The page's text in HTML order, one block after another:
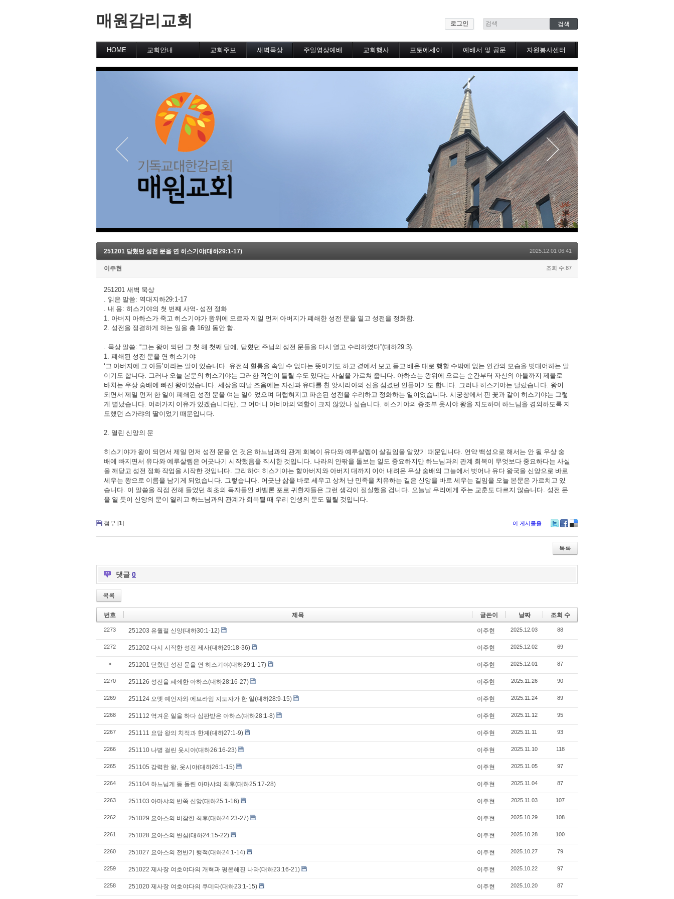
매원감리교회 로그인
HOME 교회안내
교회의 슬로건
교역자 장로소개
바른 신앙 안내
교회주보 새벽묵상 주일영상예배 교회행사 포토에세이 예배서 및 공문 자원봉사센터
공유냉장고
251201 닫혔던 성전 문을 연 히스기야(대하29:1-17) 2025.12.01 06:41
이주현 조회 수:87
251201 새벽 묵상
. 읽은 말씀: 역대지하29:1-17
. 내 용: 히스기야의 첫 번째 사역- 성전 정화
1. 아버지 아하스가 죽고 히스기야가 왕위에 오르자 제일 먼저 아버지가 폐쇄한 성전 문을 열고 성전을 정화함.
2. 성전을 정결하게 하는 일을 총 16일 동안 함.
. 묵상 말씀: “그는 왕이 되던 그 첫 해 첫째 달에 , 닫혔던 주님의 성전 문들을 다시 열고 수리하였다”(대하29:3).
1. 폐쇄된 성전 문을 연 히스기야
‘그 아버지에 그 아들’이라는 말이 있습니다. 유전적 혈통을 속일 수 없다는 뜻이기도 하고 곁에서 보고 듣고 배운 대로 행할 수밖에 없는 인간의 모습을 빗대어하는 말
이기도 합니다. 그러나 오늘 본문의 히스기야는 그러한 격언이 틀릴 수도 있다는 사실을 가르쳐 줍니다. 아하스는 왕위에 오르는 순간부터 자신의 아들까지 제물로
바치는 우상 숭배에 빠진 왕이었습니다. 세상을 떠날 즈음에는 자신과 유다를 친 앗시리아의 신을 섬겼던 인물이기도 합니다. 그러나 히스기야는 달랐습니다. 왕이
되면서 제일 먼저 한 일이 폐쇄된 성전 문을 여는 일이었으며 더럽혀지고 파손된 성전을 수리하고 정화하는 일이었습니다. 시궁창에서 핀 꽃과 같이 히스기야는 그렇
게 별났습니다. 여러가지 이유가 있겠습니다만, 그 어머니 아비야의 역할이 크지 않았나 싶습니다. 히스기야의 증조부 웃시야 왕을 지도하며 하느님을 경외하도록 지
도했던 스가랴의 딸이었기 때문입니다.
2. 열린 신앙의 문
히스기야가 왕이 되면서 제일 먼저 성전 문을 연 것은 하느님과의 관계 회복이 유다와 예루살렘이 살길임을 알았기 때문입니다. 언약 백성으로 해서는 안 될 우상 숭
배에 빠지면서 유다와 예루살렘은 어긋나기 시작했음을 직시한 것입니다. 나라의 안팎을 돌보는 일도 중요하지만 하느님과의 관계 회복이 무엇보다 중요하다는 사실
을 깨닫고 성전 정화 작업을 시작한 것입니다. 그리하여 히스기야는 할아버지와 아버지 대까지 이어 내려온 우상 숭배의 그늘에서 벗어나 유다 왕국을 신앙으로 바로
세우는 왕으로 이름을 남기게 되었습니다. 그렇습니다. 어긋난 삶을 바로 세우고 상처 난 민족을 치유하는 길은 신앙을 바로 세우는 길임을 오늘 본문은 가르치고 있
습니다. 이 말씀을 직접 전해 들었던 최초의 독자들인 바벨론 포로 귀환자들은 그런 생각이 절실했을 겁니다. 오늘날 우리에게 주는 교훈도 다르지 않습니다. 성전 문
을 열 듯이 신앙의 문이 열리고 하느님과의 관계가 회복될 때 우리 인생의 문도 열릴 것입니다.
첨부 [1] 이 게시물을
bo
ok
ou
s
목록
댓글 0
목록
번호 제목 글쓴이 날짜 조회 수
2273 251203 유월절 신앙(대하30:1-12) 이주현 2025.12.03 88
2272 251202 다시 시작한 성전 제사(대하29:18-36) 이주현 2025.12.02 69
» 251201 닫혔던 성전 문을 연 히스기야(대하29:1-17) 이주현 2025.12.01 87
2270 251126 성전을 폐쇄한 아하스(대하28:16-27) 이주현 2025.11.26 90
2269 251124 오뎃 예언자와 에브라임 지도자가 한 일(대하28:9-15) 이주현 2025.11.24 89
2268 251112 역겨운 일을 하다 심판받은 아하스(대하28:1-8) 이주현 2025.11.12 95
2267 251111 요담 왕의 치적과 한계(대하27:1-9) 이주현 2025.11.11 93
2266 251110 나병 걸린 웃시야(대하26:16-23) 이주현 2025.11.10 118
2265 251105 강력한 왕, 웃시야(대하26:1-15) 이주현 2025.11.05 97
2264 251104 하느님게 등 돌린 아마샤의 최후(대하25:17-28) 이주현 2025.11.04 87
2263 251103 아마샤의 반쪽 신앙(대하25:1-16) 이주현 2025.11.03 107
2262 251029 요아스의 비참한 최후(대하24:23-27) 이주현 2025.10.29 108
2261 251028 요아스의 변심(대하24:15-22) 이주현 2025.10.28 100
2260 251027 요아스의 전반기 행적(대하24:1-14) 이주현 2025.10.27 79
2259 251022 제사장 여호야다의 개혁과 평온해진 나라(대하23:16-21) 이주현 2025.10.22 97
2258 251020 제사장 여호야다의 쿠데타(대하23:1-15) 이주현 2025.10.20 87